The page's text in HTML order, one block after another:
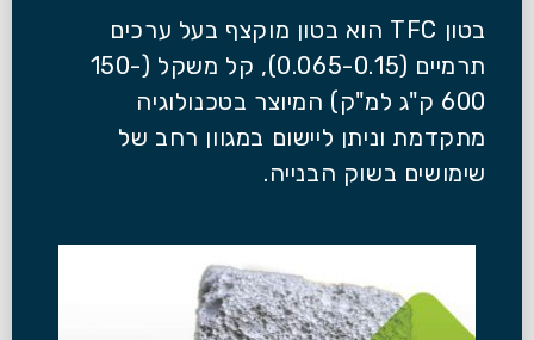
בטון TFC הוא בטון מוקצף בעל ערכים
תרמיים (0.065-0.15), קל משקל (150-
600 ק"ג למ"ק) המיוצר בטכנולוגיה
מתקדמת וניתן ליישום במגוון רחב של
שימושים בשוק הבנייה.